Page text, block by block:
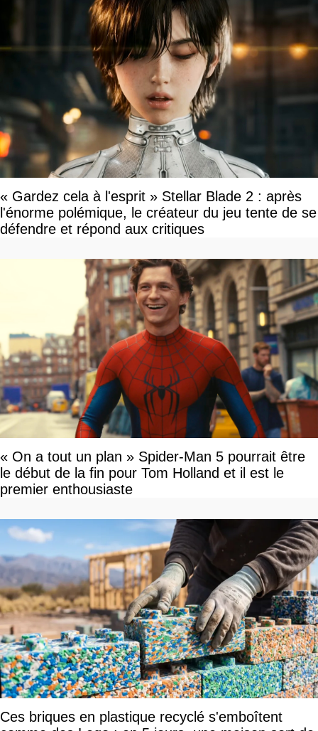
« Gardez cela à l'esprit » Stellar Blade 2 : après
l'énorme polémique, le créateur du jeu tente de se
défendre et répond aux critiques
« On a tout un plan » Spider-Man 5 pourrait être
le début de la fin pour Tom Holland et il est le
premier enthousiaste
Ces briques en plastique recyclé s'emboîtent